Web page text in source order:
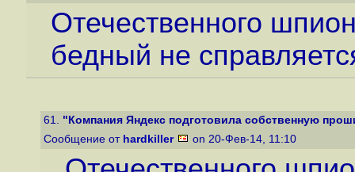
Отечественного
бедный не
61. "Компания Яндекс подготовила собственную
Сообщение от hardkiller on 20-Фев-14, 11:10